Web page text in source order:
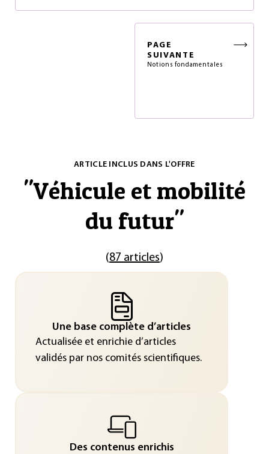
PAGE
SUIVANTE
Notions fondamentales
ARTICLE INCLUS DANS L'OFFRE
"Véhicule et mobilité
du futur"
(87 articles)
Une base complète d’articles
Actualisée et enrichie d’articles
validés par nos comités scientifiques.
Des contenus enrichis